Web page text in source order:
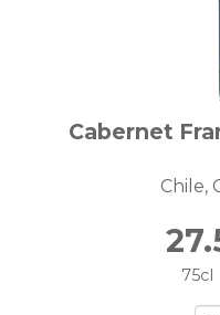
Cabernet
Chile
75cl